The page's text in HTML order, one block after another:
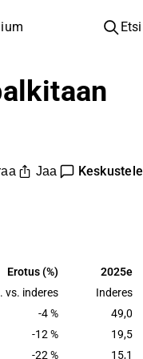
Oppaita ja oppitunteja sijoitusosaamisen kasvattamiseen
Etsi
Jaa Keskustele
Erotus (%)
2025e
vs. inderes
Inderes
-4 %
49,0
-12 %
19,5
-22 %
15,1